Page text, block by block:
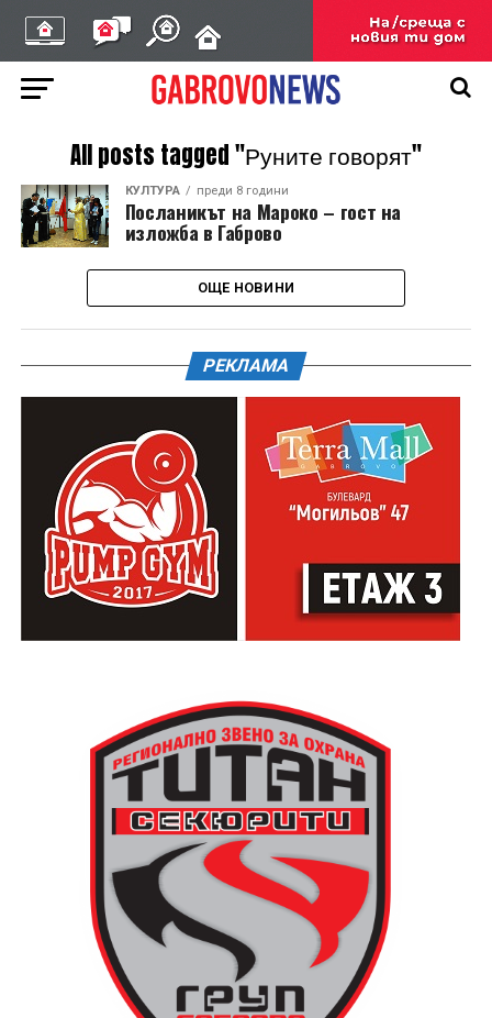
All posts tagged "Руните говорят"
КУЛТУРА преди 8 години
Посланикът на Мароко – гост на
изложба в Габрово
ОЩЕ НОВИНИ
РЕКЛАМА